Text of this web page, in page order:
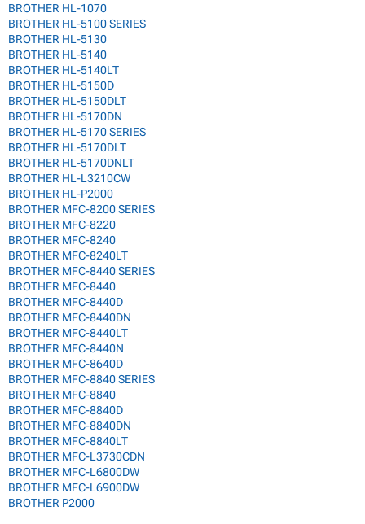
BROTHER HL-1070
BROTHER HL-5100 SERIES
BROTHER HL-5130
BROTHER HL-5140
BROTHER HL-5140LT
BROTHER HL-5150D
BROTHER HL-5150DLT
BROTHER HL-5170DN
BROTHER HL-5170 SERIES
BROTHER HL-5170DLT
BROTHER HL-5170DNLT
BROTHER HL-L3210CW
BROTHER HL-P2000
BROTHER MFC-8200 SERIES
BROTHER MFC-8220
BROTHER MFC-8240
BROTHER MFC-8240LT
BROTHER MFC-8440 SERIES
BROTHER MFC-8440
BROTHER MFC-8440D
BROTHER MFC-8440DN
BROTHER MFC-8440LT
BROTHER MFC-8440N
BROTHER MFC-8640D
BROTHER MFC-8840 SERIES
BROTHER MFC-8840
BROTHER MFC-8840D
BROTHER MFC-8840DN
BROTHER MFC-8840LT
BROTHER MFC-L3730CDN
BROTHER MFC-L6800DW
BROTHER MFC-L6900DW
BROTHER P2000